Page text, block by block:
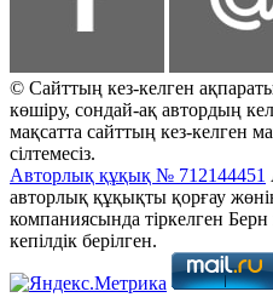
© Сайттың кез-келген
көшіру, сондай-ақ автордың
мақсатта сайттың кез-келген
сілтемесіз.
Авторлық құқық № 712144451
авторлық құқықты қорғау
компаниясында тіркелген
кепілдік берілген.